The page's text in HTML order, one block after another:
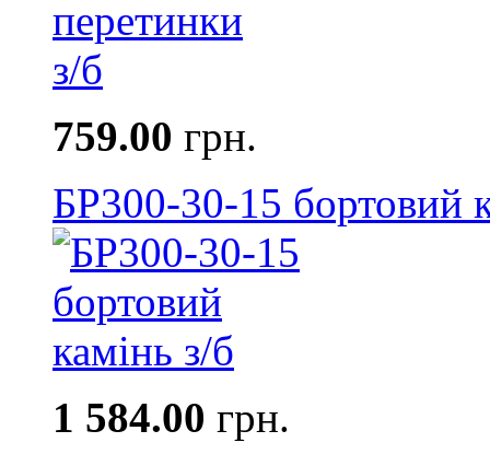
759.00 грн.
БР300-30-15 бортовий
1 584.00 грн.